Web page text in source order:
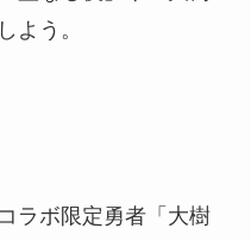
よう。
ラボ限定勇者「大樹